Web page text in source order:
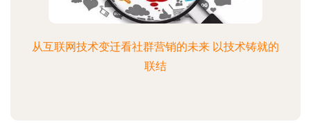
从互联网技术变迁看社群营销的未来 以技术铸就的
联结